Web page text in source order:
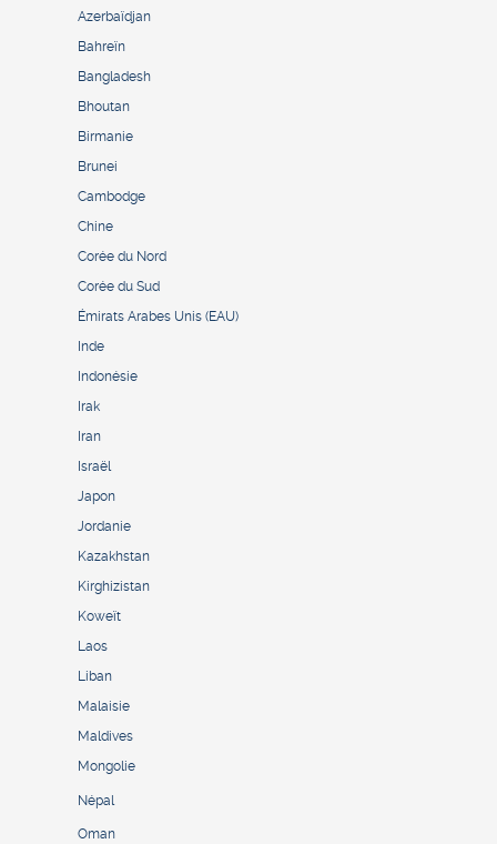
Azerbaïdjan
Bahreïn
Bangladesh
Bhoutan
Birmanie
Brunei
Cambodge
Chine
Corée du Nord
Corée du Sud
Émirats Arabes Unis (EAU)
Inde
Indonésie
Irak
Iran
Israël
Japon
Jordanie
Kazakhstan
Kirghizistan
Koweït
Laos
Liban
Malaisie
Maldives
Mongolie
Népal
Oman